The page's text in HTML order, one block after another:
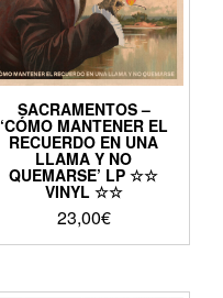
SACRAMENTOS –
‘CÓMO MANTENER EL
RECUERDO EN UNA
LLAMA Y NO
QUEMARSE’ LP ☆☆
VINYL ☆☆
23,00€